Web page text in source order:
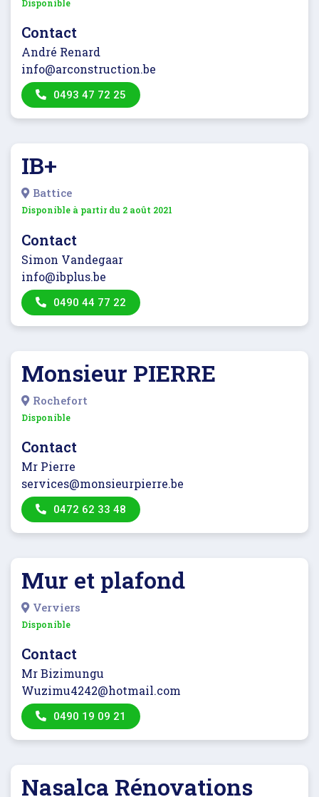
Disponible
Contact
André Renard
info@arconstruction.be
0493 47 72 25
IB+
Battice
Disponible à partir du 2 août 2021
Contact
Simon Vandegaar
info@ibplus.be
0490 44 77 22
Monsieur PIERRE
Rochefort
Disponible
Contact
Mr Pierre
services@monsieurpierre.be
0472 62 33 48
Mur et plafond
Verviers
Disponible
Contact
Mr Bizimungu
Wuzimu4242@hotmail.com
0490 19 09 21
Nasalca Rénovations